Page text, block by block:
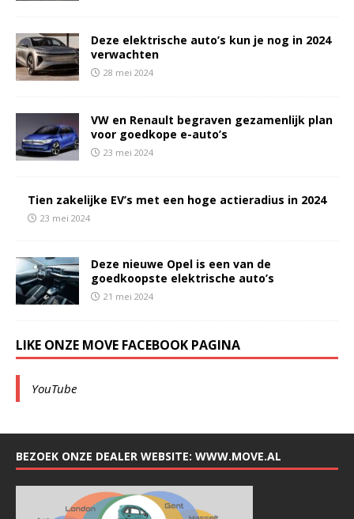
Deze elektrische auto’s kun je nog in 2024
verwachten
28 mei 2024
VW en Renault begraven gezamenlijk plan
voor goedkope e-auto’s
23 mei 2024
Tien zakelijke EV’s met een hoge actieradius in 2024
23 mei 2024
Deze nieuwe Opel is een van de
goedkoopste elektrische auto’s
21 mei 2024
LIKE ONZE MOVE FACEBOOK PAGINA
YouTube
BEZOEK ONZE DEALER WEBSITE: WWW.MOVE.AL